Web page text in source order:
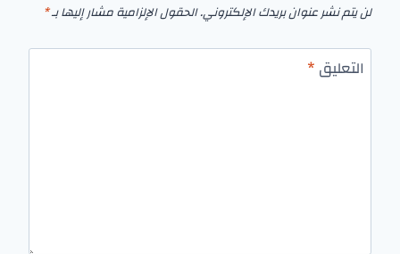
لن يتم نشر عنوان بريدك الإلكتروني.الحقول الإلزامية مشار إليها بـ*
التعليق*